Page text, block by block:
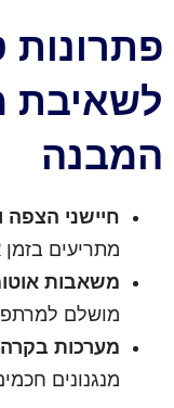
פתרונות
לשאיבת
המבנה
חיישני הצפה
מתריעים
משאבות
מושלם
מערכות בקרה
מנגנונים